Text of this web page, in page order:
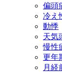
偏頭
冷え
動悸
天気
慢性
更年
月経